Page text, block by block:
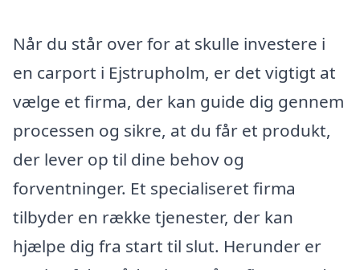
Når du står over for at skulle investere i
en carport i Ejstrupholm, er det vigtigt at
vælge et firma, der kan guide dig gennem
processen og sikre, at du får et produkt,
der lever op til dine behov og
forventninger. Et specialiseret firma
tilbyder en række tjenester, der kan
hjælpe dig fra start til slut. Herunder er